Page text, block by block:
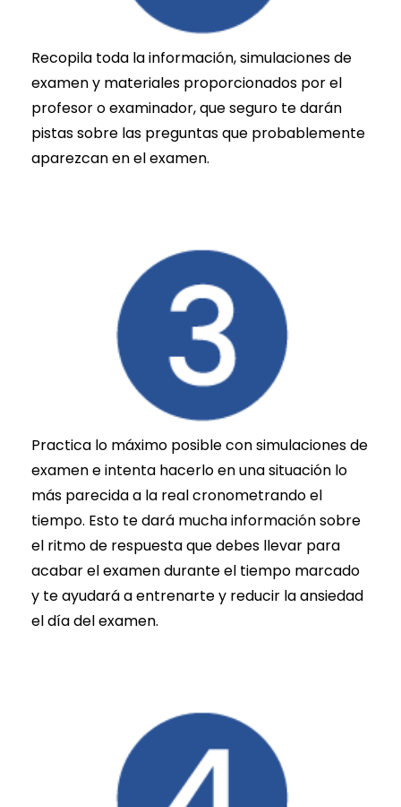
Recopila toda la información, simulaciones de
examen y materiales proporcionados por el
profesor o examinador, que seguro te darán
pistas sobre las preguntas que probablemente
aparezcan en el examen.
Practica lo máximo posible con simulaciones de
examen e intenta hacerlo en una situación lo
más parecida a la real cronometrando el
tiempo. Esto te dará mucha información sobre
el ritmo de respuesta que debes llevar para
acabar el examen durante el tiempo marcado
y te ayudará a entrenarte y reducir la ansiedad
el día del examen.